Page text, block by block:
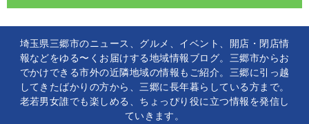
埼玉県三郷市のニュース、グルメ、イベント、開店・閉店情
報などをゆる〜くお届けする地域情報ブログ。三郷市からお
でかけできる市外の近隣地域の情報もご紹介。三郷に引っ越
してきたばかりの方から、三郷に長年暮らしている方まで。
老若男女誰でも楽しめる、ちょっぴり役に立つ情報を発信し
ていきます。